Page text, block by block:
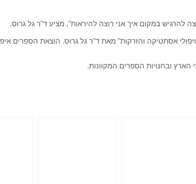
להרגיש במקום איך אני רוצה להיראות", מציע ד"ר גל גרוס.
ובחנויות הספרים המקוונות.